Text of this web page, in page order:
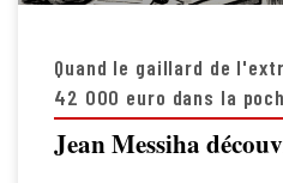
Quand le gaillard de
42 000 euro dans la
Jean Messiha